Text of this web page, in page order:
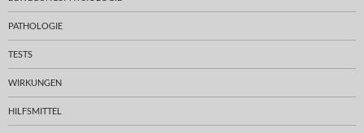
PATHOLOGIE
TESTS
WIRKUNGEN
HILFSMITTEL